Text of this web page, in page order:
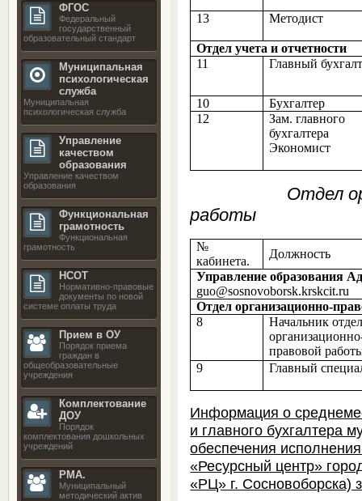
ФГОС
Федеральный
государственный
образовательный стандарт
Муниципальная
психологическая
служба
Муниципальная
психологическая служба
Управление
качеством
образования
Управление качеством
образования
Функциональная
грамотность
Функциональная
грамотность
НСОТ
Нормативно-правовые
документы по новой
системе оплаты труда
Прием в ОУ
Порядок приема
граждан в
общеобразовательные
учреждения
Комплектование
ДОУ
Порядок
комплектования дошкольных
учреждений
РМА.
Муниципальный
методический актив
13 Методист
Отдел учета и отчетности
11
Главный
10
Бухгалтер
12
Зам. главного
бухгалтера
Экономист
Отдел
работы
№
кабинета.
Должность
Управление образования
guo@sosnovoborsk.krskcit.ru
Отдел организационно-
8
Начальник
правовой
9
Главный
Информация о
и главного бухгалтера
обеспечения
«Ресурсный центр»
«РЦ» г. Сосновоборска)